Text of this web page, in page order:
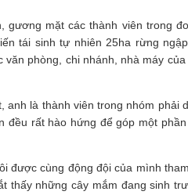
gương mặt các thành viên trong
tái sinh tự nhiên 25ha rừng
phòng, chi nhánh, nhà máy của
là thành viên trong nhóm phải
đều rất hào hứng để góp một
được cùng động đội của mình
thấy những cây mắm đang sinh